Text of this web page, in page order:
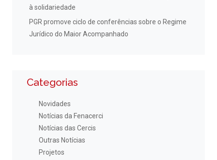
à solidariedade
PGR promove ciclo de conferências sobre o Regime
Jurídico do Maior Acompanhado
Categorias
Novidades
Notícias da Fenacerci
Notícias das Cercis
Outras Notícias
Projetos